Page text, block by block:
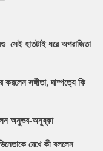
সেই হাতটাই ধরে অপরাজিতা
করলেন সঙ্গীতা, দাম্পত্যে কি
অনুভব-অনুষ্কা
দেখে কী বললেন